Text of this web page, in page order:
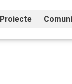
Proiecte